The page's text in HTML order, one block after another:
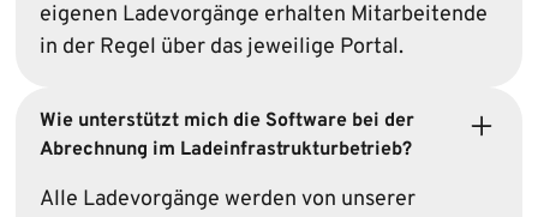
eigenen Ladevorgänge erhalten Mitarbeitende
in der Regel über das jeweilige Portal.
Wie unterstützt mich die Software bei der
Abrechnung im Ladeinfrastrukturbetrieb?
Alle Ladevorgänge werden von unserer